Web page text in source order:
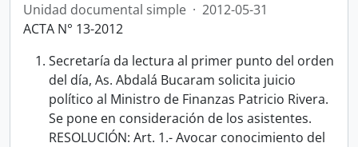
Unidad documental simple · 2012-05-31
ACTA N° 13-2012
Secretaría da lectura al primer punto del orden
del día, As. Abdalá Bucaram solicita juicio
político al Ministro de Finanzas Patricio Rivera.
Se pone en consideración de los asistentes.
RESOLUCIÓN: Art. 1.- Avocar conocimiento del